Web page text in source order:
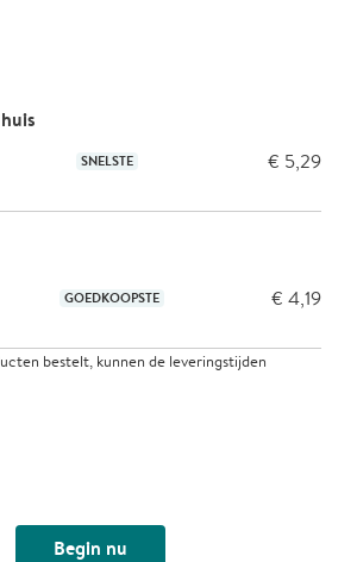
SNELSTE € 5,29
GOEDKOOPSTE € 4,19
bestelt, kunnen de leveringstijden
Begin nu